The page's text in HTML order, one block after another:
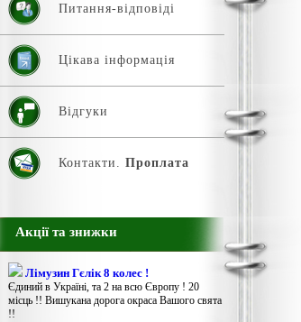
Питання-відповіді
Цікава інформація
Відгуки
Контакти. Проплата
Акції та знижки
Лімузин Гєлік 8 колес !
Єдиний в Україні, та 2 на всю Європу ! 20
місць !! Вишукана дорога окраса Вашого свята
!!